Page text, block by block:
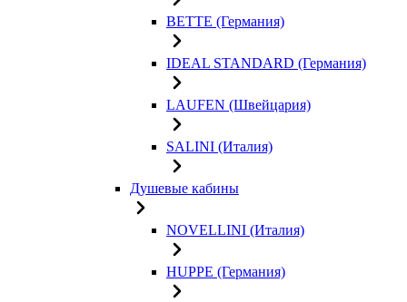
BETTE (Германия)
IDEAL STANDARD (Германия)
LAUFEN (Швейцария)
SALINI (Италия)
Душевые кабины
NOVELLINI (Италия)
HUPPE (Германия)